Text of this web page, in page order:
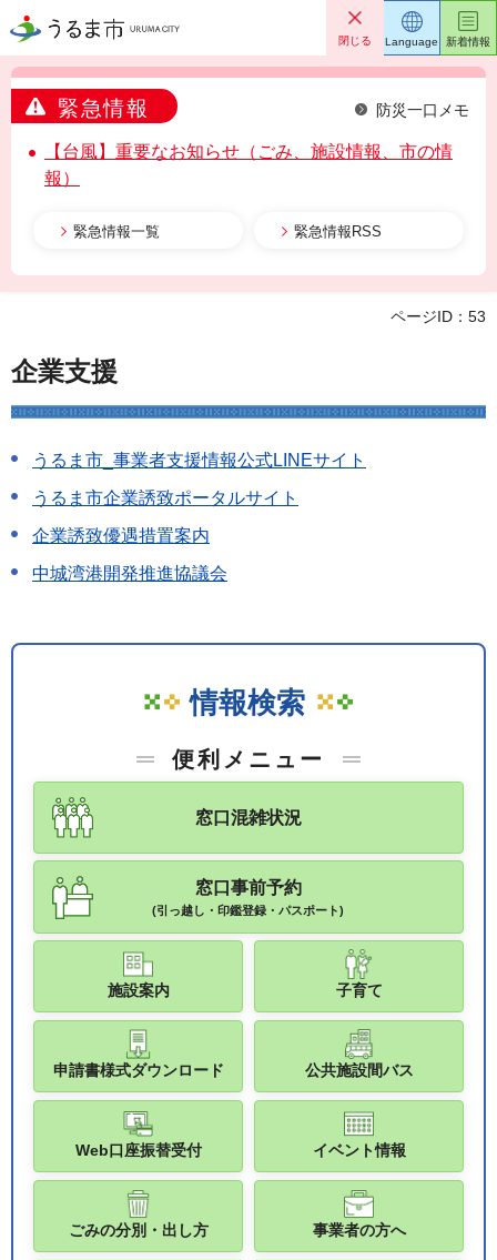
うるま市 閉じる
緊急情報 防災一口メモ
【台風】重要なお知らせ（ごみ、施設情報、市の情
報）
緊急情報一覧 緊急情報RSS
Language 新着情報
ページID：53
企業支援
うるま市_事業者支援情報公式LINEサイト
うるま市企業誘致ポータルサイト
企業誘致優遇措置案内
中城湾港開発推進協議会
情報検索
便利メニュー
窓口混雑状況
窓口事前予約
(引っ越し・印鑑登録・パスポート)
施設案内 子育て
申請書様式ダウンロード 公共施設間バス
Web口座振替受付 イベント情報
ごみの分別・出し方 事業者の方へ